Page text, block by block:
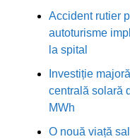
Accident rutier
autoturisme
la spital
Investiție
centrală solară
MWh
O nouă viață